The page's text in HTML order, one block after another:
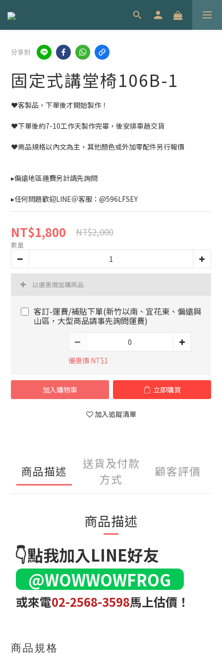
分享到
固定式講堂椅106B-1
❤️客製品，下單後才開始製作！
❤️下單後約7-10工作天製作完畢，後安排車趟交貨
❤️商品規格以內文為主，其他顏色或外加零配件另行報價
▸偏遠地區運費另計請先詢問
▸任何問題歡迎LINE＠客服：@596LFSEY
NT$1,800 NT$2,000
數量
以優惠價加購商品
客訂-運費/補貼下單(新竹以南、宜花東、偏遠與
山區，大型商品請事先詢問運費)
優惠價 NT$1
加入購物車 立即購買
加入追蹤清單
商品描述
送貨及付款
方式
顧客評價
商品描述
👇點我加入LINE好友
@WOWWOWFROG
或來電02-2568-3598馬上估價！
商品規格